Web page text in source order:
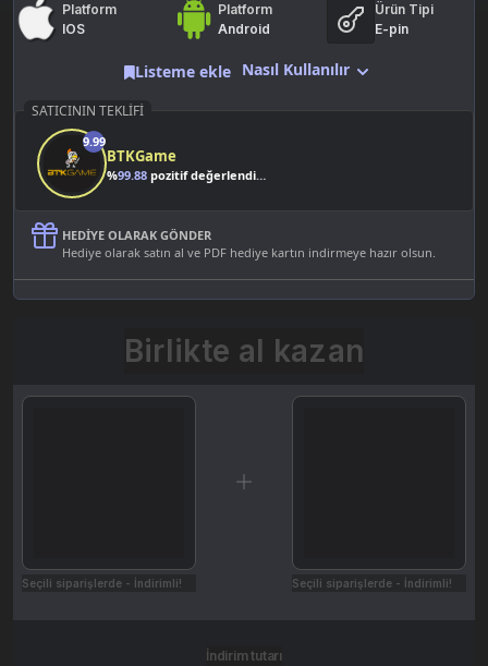
0 değerlendirme
Platform
IOS
Platform
Android
Ürün Tipi
E-pin
Nasıl Kullanılır
Listeme ekle
SATICININ TEKLIFI
9.99
BTKGame
%99.88 pozitif değerlendirme
HEDIYE OLARAK GÖNDER
Hediye olarak satın al ve PDF hediye kartın indirmeye hazır olsun.
Birlikte al kazan
Seçili siparişlerde - İndirimli! Seçili siparişlerde - İndirimli!
İndirim tutarı